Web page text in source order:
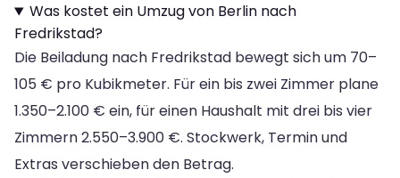
Was kostet ein Umzug von Berlin nach
Fredrikstad?
Die Beiladung nach Fredrikstad bewegt sich um 70–
105 € pro Kubikmeter. Für ein bis zwei Zimmer plane
1.350–2.100 € ein, für einen Haushalt mit drei bis vier
Zimmern 2.550–3.900 €. Stockwerk, Termin und
Extras verschieben den Betrag.